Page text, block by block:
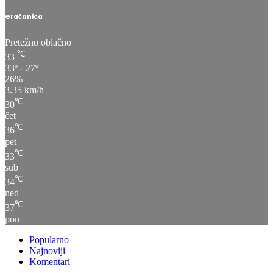
Gračanica
Pretežno oblačno
33 ℃
33º - 27º
26%
3.35 km/h
30℃
čet
36℃
pet
33℃
sub
34℃
ned
37℃
pon
Popularno
Najnoviji
Komentari